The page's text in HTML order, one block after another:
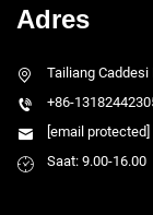
Adres
Tailiang Caddesi
+86-
[email protected]
Saat: 9.00-16.00